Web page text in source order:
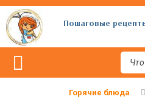
Пошаговые
Горячие блюда